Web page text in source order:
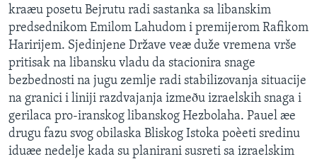
kraæu posetu Bejrutu radi sastanka sa libanskim
predsednikom Emilom Lahudom i premijerom Rafikom
Haririjem. Sjedinjene Države veæ duže vremena vrše
pritisak na libansku vladu da stacionira snage
bezbednosti na jugu zemlje radi stabilizovanja situacije
na granici i liniji razdvajanja izmeðu izraelskih snaga i
gerilaca pro-iranskog libanskog Hezbolaha. Pauel æe
drugu fazu svog obilaska Bliskog Istoka poèeti sredinu
iduæe nedelje kada su planirani susreti sa izraelskim